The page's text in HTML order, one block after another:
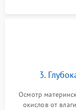
3.
Осмотр
окислов от